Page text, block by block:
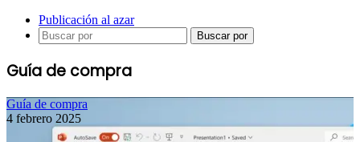
Publicación al azar
Buscar por
Guía de compra
Guía de compra
4 febrero 2025